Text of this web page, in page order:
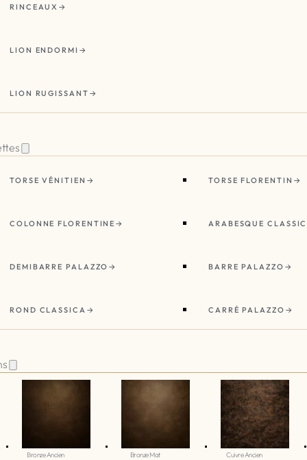
RINCEAUX
LION ENDORMI
LION RUGISSANT
TORSE VÉNITIEN TORSE FLORENTIN
COLONNE FLORENTINE ARABESQUE
DEMIBARRE PALAZZO BARRE PALAZZO
ROND CLASSICA CARRÉ PALAZZO
Bronze Ancien Bronze Mat Cuivre Ancien